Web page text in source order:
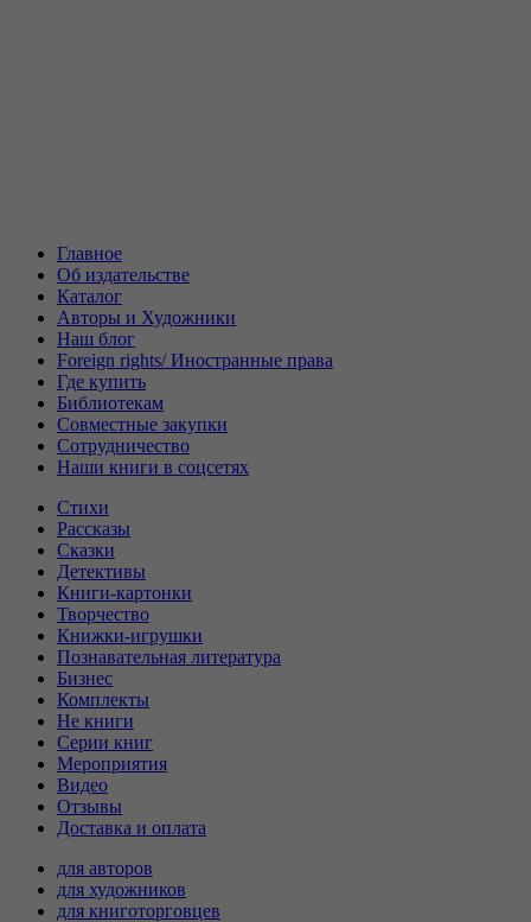
Главное
Об издательстве
Каталог
Авторы и Художники
Наш блог
Foreign rights/ Иностранные права
Где купить
Библиотекам
Совместные закупки
Сотрудничество
Наши книги в соцсетях
Стихи
Рассказы
Сказки
Детективы
Книги-картонки
Творчество
Книжки-игрушки
Познавательная литература
Бизнес
Комплекты
Не книги
Серии книг
Мероприятия
Видео
Отзывы
Доставка и оплата
для авторов
для художников
для книготорговцев